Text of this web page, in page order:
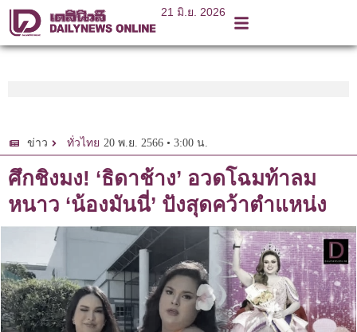
21 มิ.ย. 2026
ข่าว ทั่วไทย 20 พ.ย. 2566 • 3:00 น.
ศึกชิงมง! ‘ธิดาช้าง’ อวดโฉมท้าลม
หนาว ‘น้องมันนี่’ ปังสุดคว้าตำแหน่ง